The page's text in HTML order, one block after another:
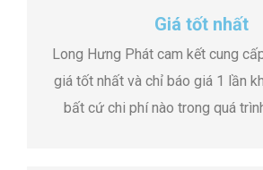
Giá tốt nhất
Long Hưng Phát cam kết cung
giá tốt nhất và chỉ báo giá 1 lần
bất cứ chi phí nào trong quá